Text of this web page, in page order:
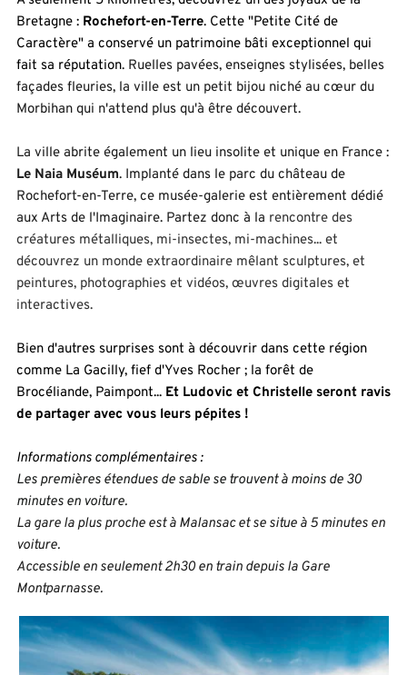
Bretagne : Rochefort-en-Terre. Cette "Petite Cité de
Caractère" a conservé un patrimoine bâti exceptionnel qui
fait sa réputation. Ruelles pavées, enseignes stylisées, belles
façades fleuries, la ville est un petit bijou niché au cœur du
Morbihan qui n'attend plus qu'à être découvert.
Le Naia Muséum. Implanté dans le parc du château de
Rochefort-en-Terre, ce musée-galerie est entièrement dédié
aux Arts de l'Imaginaire. Partez donc à la rencontre des
créatures métalliques, mi-insectes, mi-machines... et
découvrez un monde extraordinaire mêlant sculptures, et
peintures, photographies et vidéos, œuvres digitales et
interactives.
Bien d'autres surprises sont à découvrir dans cette région
comme La Gacilly, fief d'Yves Rocher ; la forêt de
Brocéliande, Paimpont... Et Ludovic et Christelle seront ravis
de partager avec vous leurs pépites !
Informations complémentaires :
Les premières étendues de sable se trouvent à moins de 30
minutes en voiture.
La gare la plus proche est à Malansac et se situe à 5 minutes en
voiture.
Accessible en seulement 2h30 en train depuis la Gare
Montparnasse.